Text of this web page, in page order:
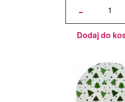
-
36x36x45/30
cm Biały - 1
szt.
Dodaj do